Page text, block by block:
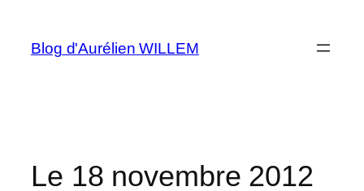
contenu
Blog d'Aurélien WILLEM
Le 18 novembre 2012